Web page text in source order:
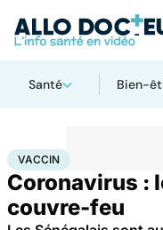
Santé Bien-
AccueilSanté Santé
VACCIN
Coronavirus :
couvre-feu